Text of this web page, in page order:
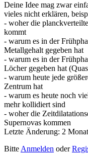
Deine Idee mag zwar
vieles nicht erklären,
- woher die
kommt
- warum es in der
Metallgehalt gegeben hat
- warum es in der
Löcher gegeben hat
- warum heute jede
Zentrum hat
- warum es heute noch
mehr kollidiert sind
- woher die
Supernovas kommen
Letzte Änderung: 2
Bitte Anmelden oder